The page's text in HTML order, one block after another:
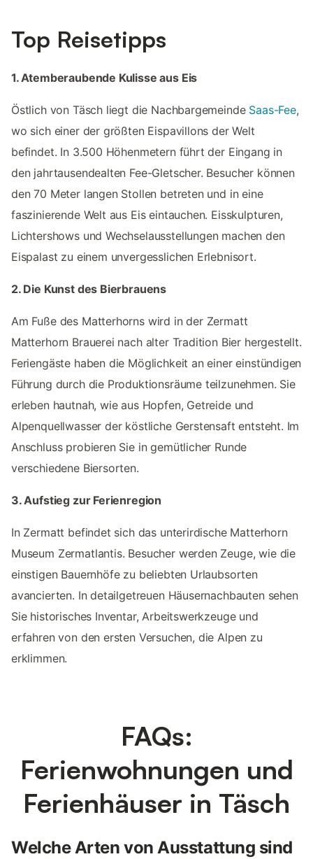
Top Reisetipps
1. Atemberaubende Kulisse aus Eis
Östlich von Täsch liegt die Nachbargemeinde Saas-Fee,
wo sich einer der größten Eispavillons der Welt
befindet. In 3.500 Höhenmetern führt der Eingang in
den jahrtausendealten Fee-Gletscher. Besucher können
den 70 Meter langen Stollen betreten und in eine
faszinierende Welt aus Eis eintauchen. Eisskulpturen,
Lichtershows und Wechselausstellungen machen den
Eispalast zu einem unvergesslichen Erlebnisort.
2. Die Kunst des Bierbrauens
Am Fuße des Matterhorns wird in der Zermatt
Matterhorn Brauerei nach alter Tradition Bier hergestellt.
Feriengäste haben die Möglichkeit an einer einstündigen
Führung durch die Produktionsräume teilzunehmen. Sie
erleben hautnah, wie aus Hopfen, Getreide und
Alpenquellwasser der köstliche Gerstensaft entsteht. Im
Anschluss probieren Sie in gemütlicher Runde
verschiedene Biersorten.
3. Aufstieg zur Ferienregion
In Zermatt befindet sich das unterirdische Matterhorn
Museum Zermatlantis. Besucher werden Zeuge, wie die
einstigen Bauernhöfe zu beliebten Urlaubsorten
avancierten. In detailgetreuen Häusernachbauten sehen
Sie historisches Inventar, Arbeitswerkzeuge und
erfahren von den ersten Versuchen, die Alpen zu
erklimmen.
FAQs:
Ferienwohnungen und
Ferienhäuser in Täsch
Welche Arten von Ausstattung sind